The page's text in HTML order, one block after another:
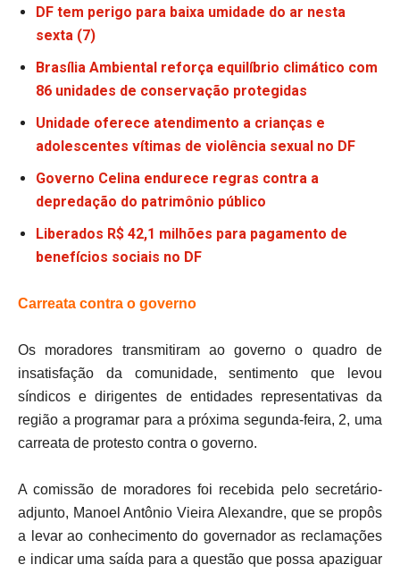
DF tem perigo para baixa umidade do ar nesta
sexta (7)
Brasília Ambiental reforça equilíbrio climático com
86 unidades de conservação protegidas
Unidade oferece atendimento a crianças e
adolescentes vítimas de violência sexual no DF
Governo Celina endurece regras contra a
depredação do patrimônio público
Liberados R$ 42,1 milhões para pagamento de
benefícios sociais no DF
Carreata contra o governo
Os moradores transmitiram ao governo o quadro de
insatisfação da comunidade, sentimento que levou
síndicos e dirigentes de entidades representativas da
região a programar para a próxima segunda-feira, 2, uma
carreata de protesto contra o governo.
A comissão de moradores foi recebida pelo secretário-
adjunto, Manoel Antônio Vieira Alexandre, que se propôs
a levar ao conhecimento do governador as reclamações
e indicar uma saída para a questão que possa apaziguar